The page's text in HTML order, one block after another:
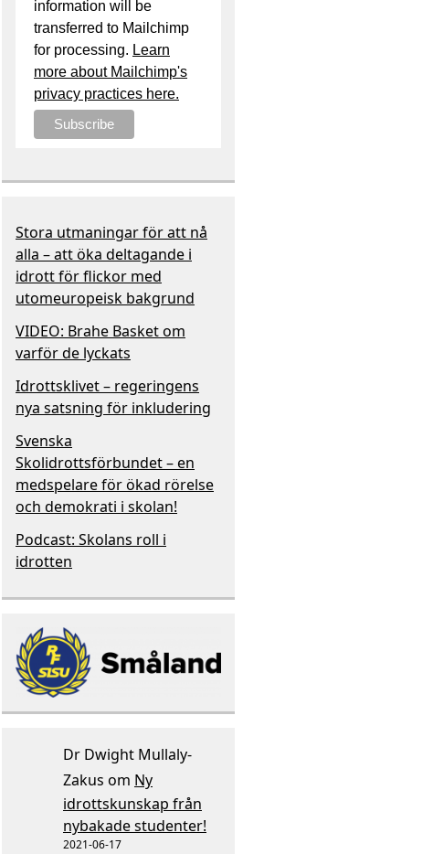
information will be
transferred to Mailchimp
for processing. Learn
more about Mailchimp's
privacy practices here.
Stora utmaningar för att nå
alla – att öka deltagande i
idrott för flickor med
utomeuropeisk bakgrund
VIDEO: Brahe Basket om
varför de lyckats
Idrottsklivet – regeringens
nya satsning för inkludering
Svenska
Skolidrottsförbundet – en
medspelare för ökad rörelse
och demokrati i skolan!
Podcast: Skolans roll i
idrotten
Dr Dwight Mullaly-
Zakus om Ny
idrottskunskap från
nybakade studenter!
2021-06-17